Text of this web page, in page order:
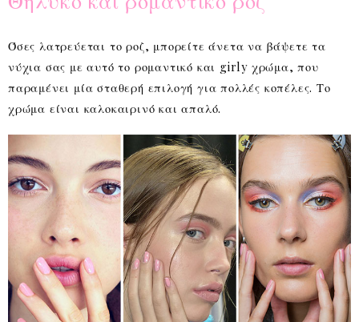
Όσες λατρεύεται το ροζ, μπορείτε άνετα να βάψετε τα
νύχια σας με αυτό το ρομαντικό και girly χρώμα, που
παραμένει μία σταθερή επιλογή για πολλές κοπέλες. Το
χρώμα είναι καλοκαιρινό και απαλό.